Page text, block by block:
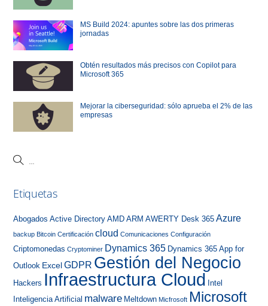
MS Build 2024: apuntes sobre las dos primeras
jornadas
Obtén resultados más precisos con Copilot para
Microsoft 365
Mejorar la ciberseguridad: sólo aprueba el 2% de las
empresas
Etiquetas
Abogados Active Directory AMD ARM AWERTY Desk 365 Azure
backup Bitcoin Certificación cloud Comunicaciones Configuración
Criptomonedas Cryptominer Dynamics 365 Dynamics 365 App for
Outlook Excel GDPR Gestión del Negocio
Hackers Infraestructura Cloud
Intel
Inteligencia Artificial malware Meltdown Micfrosoft Microsoft